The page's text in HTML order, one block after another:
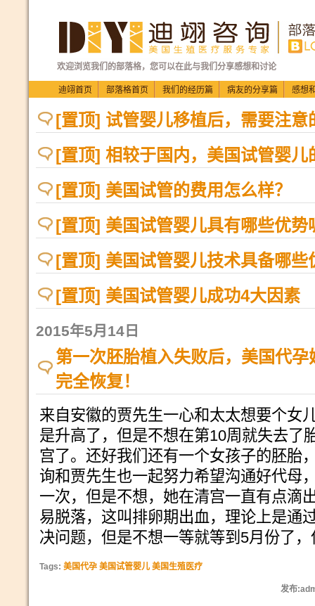
欢迎浏览我们的部落格，您可以在此与我们分享感想和讨论
迪翊首页 部落格首页 我们的经历篇 病友的分享篇 感想
[置顶] 试管婴儿移植后，需要注意
[置顶] 相较于国内，美国试管婴儿
[置顶] 美国试管的费用怎么样？
[置顶] 美国试管婴儿具有哪些优势
[置顶] 美国试管婴儿技术具备哪些
[置顶] 美国试管婴儿成功4大因素
2015年5月14日
第一次胚胎植入失败后，美国代
完全恢复！
来自安徽的贾先生一心和太太想要个女
是升高了，但是不想在第10周就失去了
宫了。还好我们还有一个女孩子的胚胎
询和贾先生也一起努力希望沟通好代母
一次，但是不想，她在清宫一直有点滴
易脱落，这叫排卵期出血，理论上是通
决问题，但是不想一等就等到5月份了
Tags: 美国代孕 美国试管婴儿 美国生殖医疗
发布